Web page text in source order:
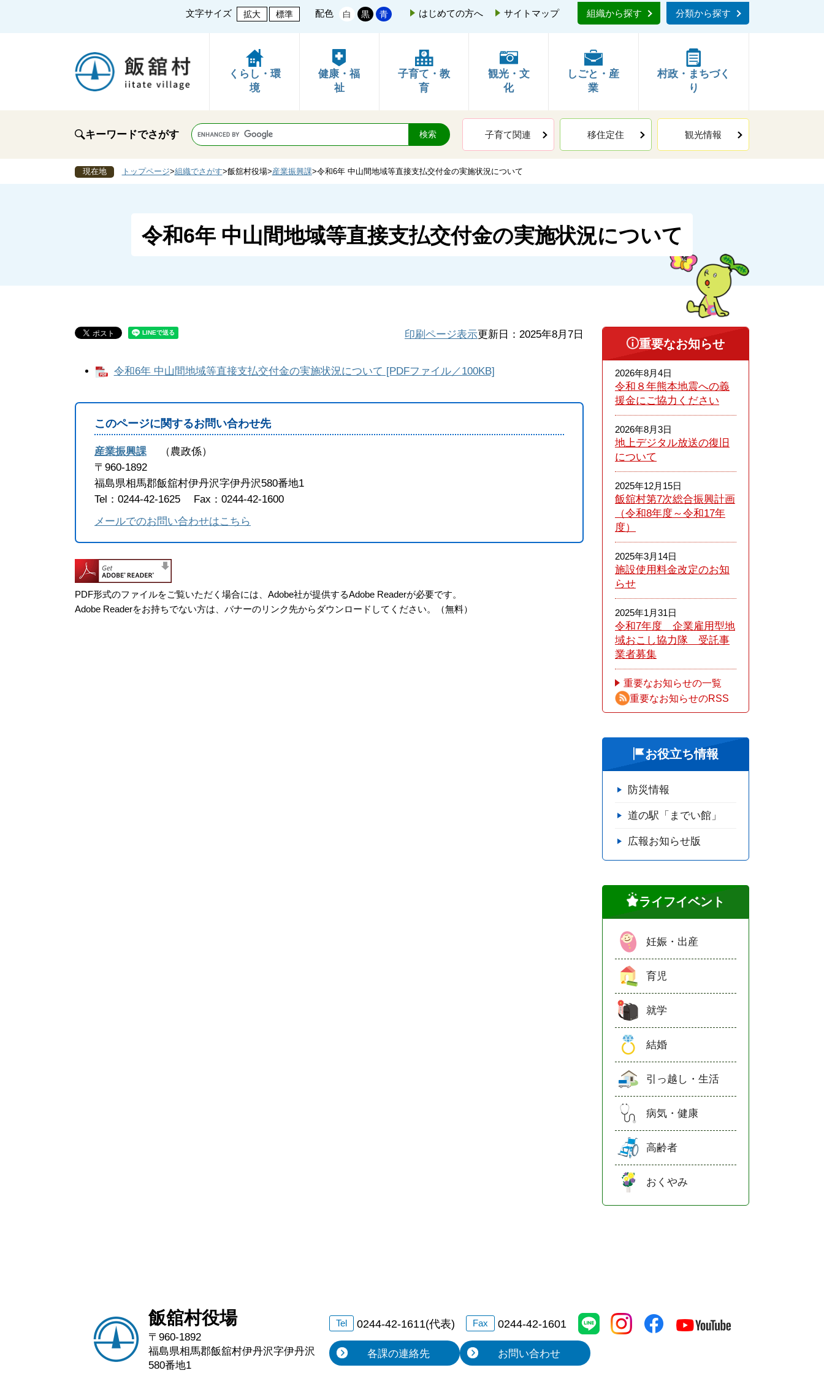
文字サイズ 拡大 標準 配色 白 黒 青 はじめての方へ サイトマップ 組織から探す 分類から探す
くらし・環
境
健康・福
祉
子育て・教
育
観光・文
化
しごと・産
業
村政・まちづく
り
キーワードでさがす 子育て関連 移住定住 観光情報
現在地 トップページ>組織でさがす>飯舘村役場>産業振興課>令和6年 中山間地域等直接支払交付金の実施状況について
令和6年 中山間地域等直接支払交付金の実施状況について
印刷ページ表示更新日：2025年8月7日
令和6年 中山間地域等直接支払交付金の実施状況について [PDFファイル／100KB]
このページに関するお問い合わせ先
産業振興課
農政係
〒960-1892
福島県相馬郡飯舘村伊丹沢字伊丹沢580番地1
Tel：0244-42-1625
Fax：0244-42-1600
メールでのお問い合わせはこちら
PDF形式のファイルをご覧いただく場合には、Adobe社が提供するAdobe Readerが必要です。
Adobe Readerをお持ちでない方は、バナーのリンク先からダウンロードしてください。（無料）
重要なお知らせ
2026年8月4日
令和８年熊本​地震への義
援金にご協力ください
2026年8月3日
地上デジタル放送の復旧
について
2025年12月15日
飯舘村第7次総合振興計画
（令和8年度～令和17年
度）
2025年3月14日
施設使用料金改定のお知
らせ
2025年1月31日
令和7年度 企業雇用型地
域おこし協力隊 受託事
業者募集
重要なお知らせの一覧
重要なお知らせのRSS
お役立ち情報
防災情報
道の駅「までい館」
広報お知らせ版
ライフイベント
妊娠・出産
育児
就学
結婚
引っ越し・生活
病気・健康
高齢者
おくやみ
飯舘村役場
〒960-1892
福島県相馬郡飯舘村伊丹沢字伊丹沢
580番地1
Tel 0244-42-1611(代表) Fax 0244-42-1601
各課の連絡先 お問い合わせ